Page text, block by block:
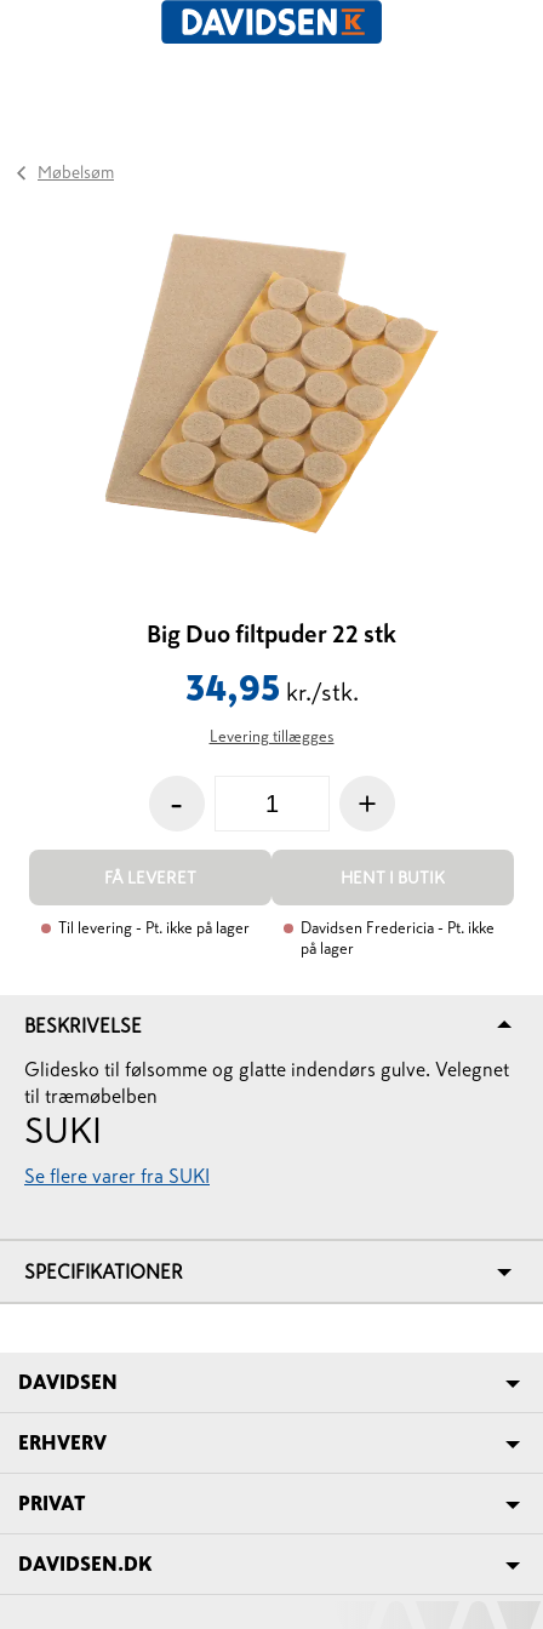
Møbelsøm
Big Duo filtpuder 22 stk
34,95 kr./stk.
Levering tillægges
- +
FÅ LEVERET HENT I BUTIK
Til levering - Pt. ikke på lager Davidsen Fredericia - Pt. ikke
på lager
BESKRIVELSE
Glidesko til følsomme og glatte indendørs gulve. Velegnet
til træmøbelben
SUKI
Se flere varer fra SUKI
SPECIFIKATIONER
DAVIDSEN
ERHVERV
PRIVAT
DAVIDSEN.DK